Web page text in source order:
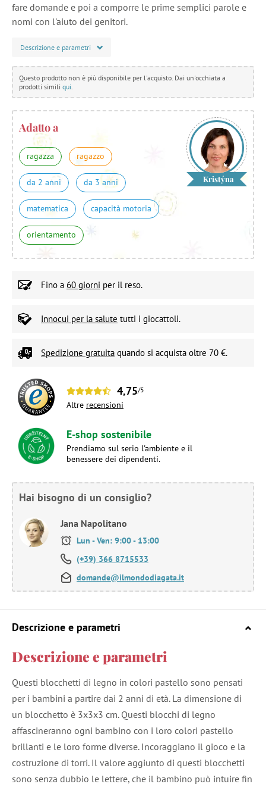
fare domande e poi a comporre le prime semplici parole e
nomi con l'aiuto dei genitori.
Descrizione e parametri
Questo prodotto non è più disponibile per l'acquisto. Dai un'occhiata a
prodotti simili qui.
Adatto a
ragazza ragazzo
da 2 anni da 3 anni
matematica capacità motoria
orientamento
Kristýna
Fino a 60 giorni per il reso.
Innocui per la salute tutti i giocattoli.
Spedizione gratuita quando si acquista oltre 70 €.
4,75/5
Altre recensioni
E-shop sostenibile
Prendiamo sul serio l'ambiente e il
benessere dei dipendenti.
Hai bisogno di un consiglio?
Jana Napolitano
Lun - Ven: 9:00 - 13:00
(+39) 366 8715533
domande@ilmondodiagata.it
Descrizione e parametri
Descrizione e parametri
Questi blocchetti di legno in colori pastello sono pensati
per i bambini a partire dai 2 anni di età. La dimensione di
un blocchetto è 3x3x3 cm. Questi blocchi di legno
affascineranno ogni bambino con i loro colori pastello
brillanti e le loro forme diverse. Incoraggiano il gioco e la
costruzione di torri. Il valore aggiunto di questi blocchetti
sono senza dubbio le lettere, che il bambino può intuire fin